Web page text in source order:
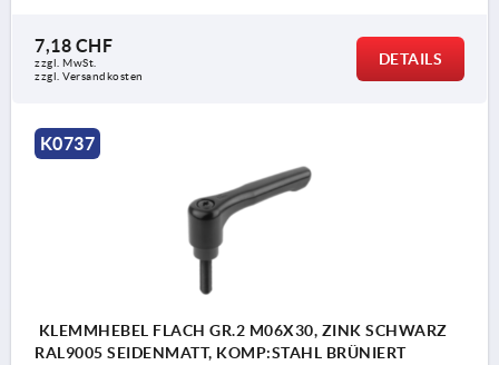
7,18 CHF
zzgl. MwSt.
zzgl. Versandkosten
DETAILS
K0737
KLEMMHEBEL FLACH GR.2 M06X30, ZINK SCHWARZ
RAL9005 SEIDENMATT, KOMP:STAHL BRÜNIERT